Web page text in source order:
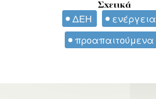
Σχετικά
ΔΕΗ
ενέργεια
προαπαιτούμενα